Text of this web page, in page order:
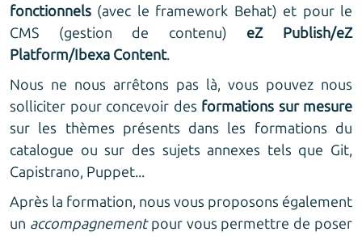
fonctionnels (avec le framework Behat) et pour le
CMS (gestion de contenu) eZ Publish/eZ
Platform/Ibexa Content.
Nous ne nous arrêtons pas là, vous pouvez nous
solliciter pour concevoir des formations sur mesure
sur les thèmes présents dans les formations du
catalogue ou sur des sujets annexes tels que Git,
Capistrano, Puppet...
Après la formation, nous vous proposons également
un accompagnementpour vous permettre de poser